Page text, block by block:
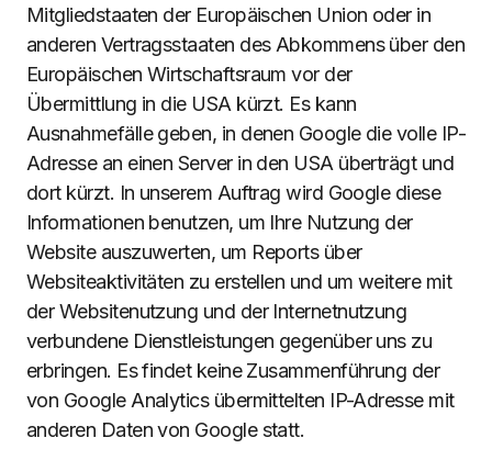
Mitgliedstaaten der Europäischen Union oder in
anderen Vertragsstaaten des Abkommens über den
Europäischen Wirtschaftsraum vor der
Übermittlung in die USA kürzt. Es kann
Ausnahmefälle geben, in denen Google die volle IP-
Adresse an einen Server in den USA überträgt und
dort kürzt. In unserem Auftrag wird Google diese
Informationen benutzen, um Ihre Nutzung der
Website auszuwerten, um Reports über
Websiteaktivitäten zu erstellen und um weitere mit
der Websitenutzung und der Internetnutzung
verbundene Dienstleistungen gegenüber uns zu
erbringen. Es findet keine Zusammenführung der
von Google Analytics übermittelten IP-Adresse mit
anderen Daten von Google statt.